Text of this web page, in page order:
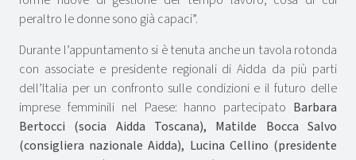
peraltro le donne sono già capaci”.
Durante l’appuntamento si è tenuta anche un tavola rotonda
con associate e presidente regionali di Aidda da più parti
dell’Italia per un confronto sulle condizioni e il futuro delle
imprese femminili nel Paese: hanno partecipato Barbara
Bertocci (socia Aidda Toscana), Matilde Bocca Salvo
(consigliera nazionale Aidda), Lucina Cellino (presidente